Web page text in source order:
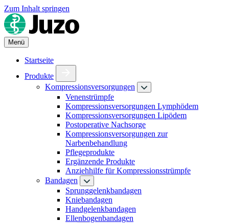
Zum Inhalt springen
Menü
Startseite
Produkte
Kompressionsversorgungen
Venenstrümpfe
Kompressionsversorgungen Lymphödem
Kompressionsversorgungen Lipödem
Postoperative Nachsorge
Kompressionsversorgungen zur
Narbenbehandlung
Pflegeprodukte
Ergänzende Produkte
Anziehhilfe für Kompressionsstrümpfe
Bandagen
Sprunggelenkbandagen
Kniebandagen
Handgelenkbandagen
Ellenbogenbandagen